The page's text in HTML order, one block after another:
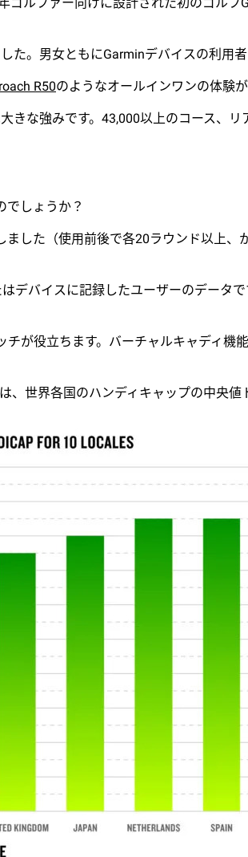
。男女ともにGarminデバイスの利用者
R50のようなオールインワンの体験
大きな強みです。43,000以上のコース、
でしょうか？
した（使用前後で各20ラウンド以上
バイスに記録したユーザーのデータ
チが役立ちます。バーチャルキャディ
世界各国のハンディキャップの中央値